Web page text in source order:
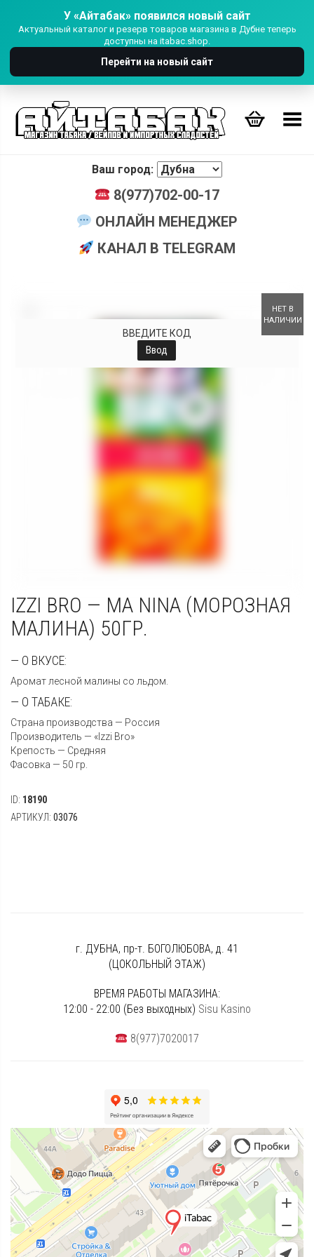
У «Айтабак» появился новый сайт
Актуальный каталог и резерв товаров магазина в Дубне теперь
доступны на itabac.shop.
Перейти на новый сайт
Переключить Меню
Ваш город:
8(977)702-00-17
ОНЛАЙН МЕНЕДЖЕР
КАНАЛ В TELEGRAM
НЕТ В
НАЛИЧИИ
ВВЕДИТЕ КОД
Ввод
IZZI BRO — MA NINA (МОРОЗНАЯ
МАЛИНА) 50ГР.
— О ВКУСЕ:
Аромат лесной малины со льдом.
— О ТАБАКЕ:
Страна производства — Россия
Производитель — «Izzi Bro»
Крепость — Средняя
Фасовка — 50 гр.
ID: 18190
АРТИКУЛ: 03076
г. ДУБНА, пр-т. БОГОЛЮБОВА, д. 41
(ЦОКОЛЬНЫЙ ЭТАЖ)
ВРЕМЯ РАБОТЫ МАГАЗИНА:
12:00 - 22:00 (Без выходных) Sisu Kasino
8(977)7020017